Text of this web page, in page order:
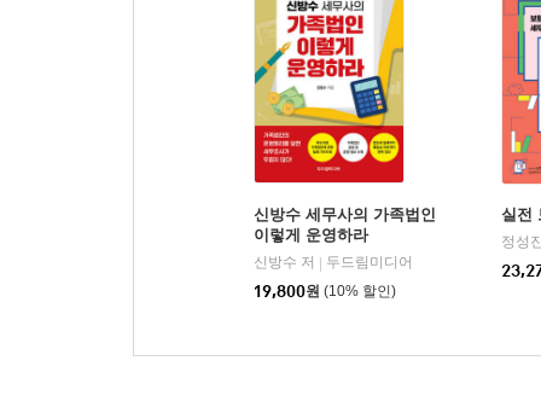
신방수 세무사의 가족법인
이렇게 운영하라
신방수 저
두드림미디어
19,800원 (10% 할인)
실전
정성